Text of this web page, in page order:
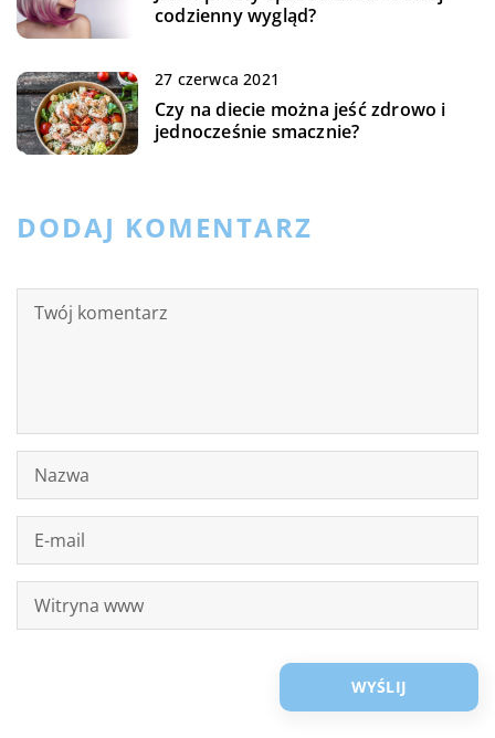
codzienny wygląd?
27 czerwca 2021
Czy na diecie można jeść zdrowo i
jednocześnie smacznie?
DODAJ KOMENTARZ